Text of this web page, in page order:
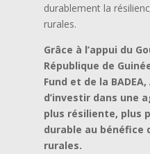
durablement la
rurales.
Grâce à l’appui du
République de
Fund et de la
d’investir dans une
plus résiliente, plus
durable au bénéfice
rurales.